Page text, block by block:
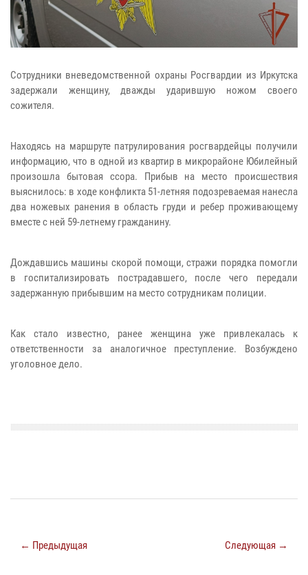
Сотрудники вневедомственной охраны Росгвардии из Иркутска
задержали женщину, дважды ударившую ножом своего
сожителя.
Находясь на маршруте патрулирования росгвардейцы получили
информацию, что в одной из квартир в микрорайоне Юбилейный
произошла бытовая ссора. Прибыв на место происшествия
выяснилось: в ходе конфликта 51-летняя подозреваемая нанесла
два ножевых ранения в область груди и ребер проживающему
вместе с ней 59-летнему гражданину.
Дождавшись машины скорой помощи, стражи порядка помогли
в госпитализировать пострадавшего, после чего передали
задержанную прибывшим на место сотрудникам полиции.
Как стало известно, ранее женщина уже привлекалась к
ответственности за аналогичное преступление. Возбуждено
уголовное дело.
← Предыдущая Следующая →